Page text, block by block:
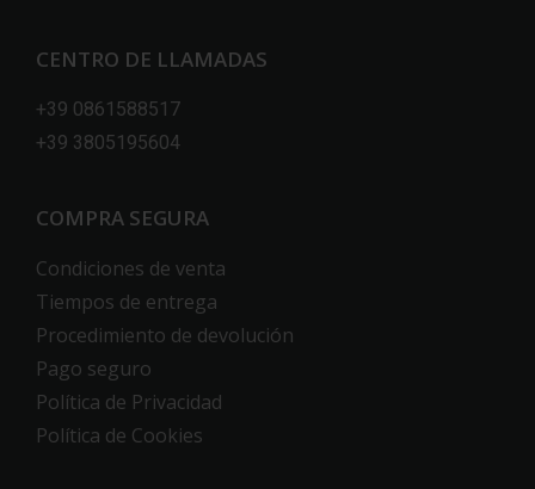
CENTRO DE LLAMADAS
+39 0861588517
+39 3805195604
COMPRA SEGURA
Condiciones de venta
Tiempos de entrega
Procedimiento de devolución
Pago seguro
Política de Privacidad
Política de Cookies